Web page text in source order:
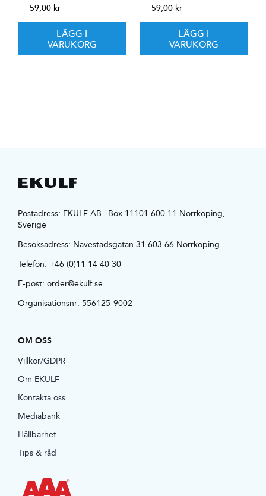
59,00 kr
LÄGG I
VARUKORG
59,00 kr
LÄGG I
VARUKORG
Postadress: EKULF AB | Box 11101 600 11 Norrköping,
Sverige
Besöksadress: Navestadsgatan 31 603 66 Norrköping
Telefon: +46 (0)11 14 40 30
E-post: order@ekulf.se
Organisationsnr: 556125-9002
OM OSS
Villkor/GDPR
Om EKULF
Kontakta oss
Mediabank
Hållbarhet
Tips & råd